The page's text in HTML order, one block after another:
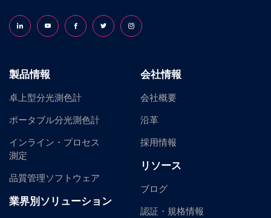
Follow us on LinkedInFollow us on YouTubeFollow us on Facebook
Follow us on X (formerly Twitter)
Follow us on Instagram
製品情報
卓上型分光測色計
ポータブル分光測色計
インライン・プロセス
測定
品質管理ソフトウェア
業界別ソリューション
会社情報
会社概要
沿革
採用情報
リソース
ブログ
認証・規格情報